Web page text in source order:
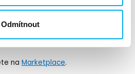
Odmítnout
proti manuálnímu smazání chrání
řešení a aplikací.
na Marketplace.